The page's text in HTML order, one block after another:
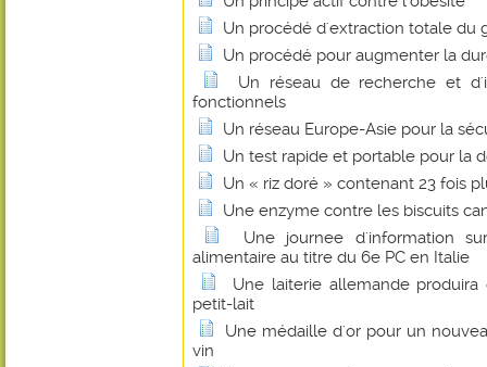
Un procédé d'extraction totale du
Un procédé pour augmenter la
Un réseau de recherche et
fonctionnels
Un réseau Europe-Asie pour la
Un test rapide et portable pour la
Un « riz doré » contenant 23 fois
Une enzyme contre les biscuits
Une journee d'information
alimentaire au titre du 6e PC en Italie
Une laiterie allemande
petit-lait
Une médaille d'or pour un
vin